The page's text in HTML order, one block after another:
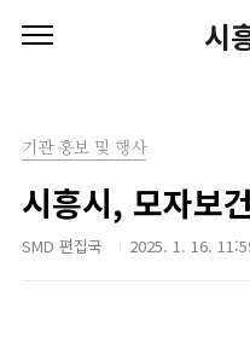
시
기관 홍보 및 행사
시흥시, 모자보
SMD 편집국 2025. 1. 16.